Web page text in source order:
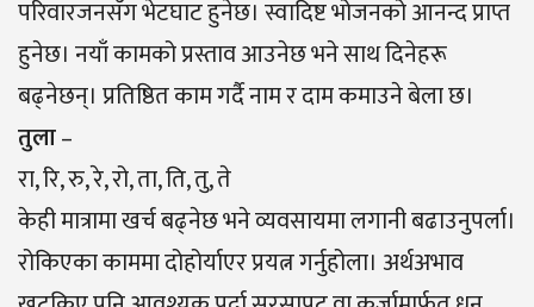
परिवारजनसँग भेटघाट हुनेछ। स्वादिष्ट भोजनको आनन्द प्राप्त
हुनेछ। नयाँ कामको प्रस्ताव आउनेछ भने साथ दिनेहरू
बढ्नेछन्। प्रतिष्ठित काम गर्दै नाम र दाम कमाउने बेला छ।
तुला–
रा, रि, रु, रे, रो, ता, ति, तु, ते
केही मात्रामा खर्च बढ्नेछ भने व्यवसायमा लगानी बढाउनुपर्ला।
रोकिएका काममा दोहोर्याएर प्रयत्न गर्नुहोला। अर्थअभाव